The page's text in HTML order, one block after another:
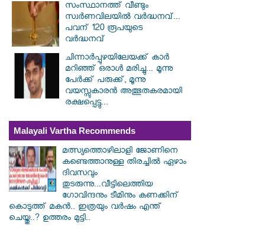
സംസ്ഥാനത്ത് വീണ്ടും
സ്വർണവിലയിൽ വർദ്ധനവ്...
പവന് 120 രൂപയുടെ
വർദ്ധനവ്
ചിന്നാർപ്പുഴയിലേയക്ക് കാർ
മറിഞ്ഞ് ഒരാൾ മരിച്ചു... മൂന്നു
പേർക്ക് പരുക്ക്, മൂന്നു
വയസ്സുകാരൻ അത്ഭുതകരമായി
രക്ഷപ്പെട്ടു...
Malayali Vartha Recommends
മത്സ്യത്തൊഴിലാളി ജോണിനെ
കണ്ടെത്താനുള്ള തിരച്ചിൽ ഏഴാം
ദിവസവും
തുടരുന്നു...വീട്ടിലെത്തിയ
ഗോവിന്ദനും ടീമിനും കണക്കിന്
കൊടുത്ത് മകൻ.. ഇത്രയും വർഷം എന്ത്
ചെയ്തു..? ഉത്തരം മുട്ടി..